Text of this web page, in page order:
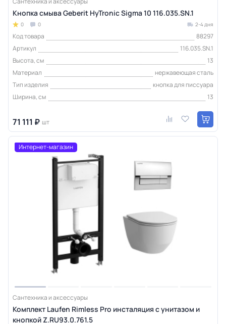
Кнопка смыва Geberit HyTronic Sigma 10 116.035.SN.1
0 0 2-4 дня
Код товара
88297
Артикул
116.035.SN.1
Высота, см
13
Материал
нержавеющая сталь
Тип изделия
кнопка для писсуара
Ширина, см
13
71 111 ₽ шт
Интернет-магазин
Сантехника и аксессуары
Комплект Laufen Rimless Pro инсталяция с унитазом и
кнопкой Z.RU93.0.761.5